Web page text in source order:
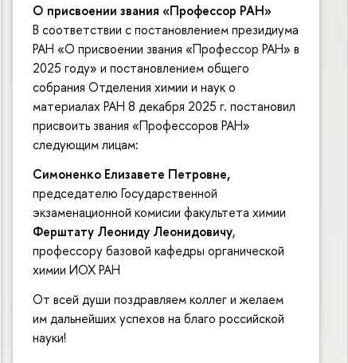
О присвоении звания «Профессор РАН»
В соответствии с постановлением президиума
РАН «О присвоении звания «Профессор РАН» в
2025 году» и постановлением общего
собрания Отделения химии и наук о
материалах РАН 8 декабря 2025 г. постановил
присвоить звания «Профессоров РАН»
следующим лицам:
Симоненко Елизавете Петровне,
председателю Государственной
экзаменационной комисии факультета химии
Ферштату Леониду Леонидовичу,
профессору базовой кафедры органической
химии ИОХ РАН
От всей души поздравляем коллег и желаем
им дальнейших успехов на благо российской
науки!